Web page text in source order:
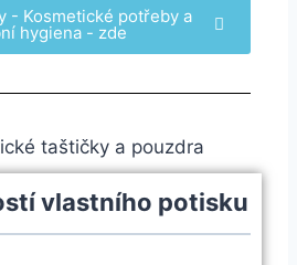
- Kosmetické potřeby a
hygiena - zde
taštičky a pouzdra
vlastního potisku